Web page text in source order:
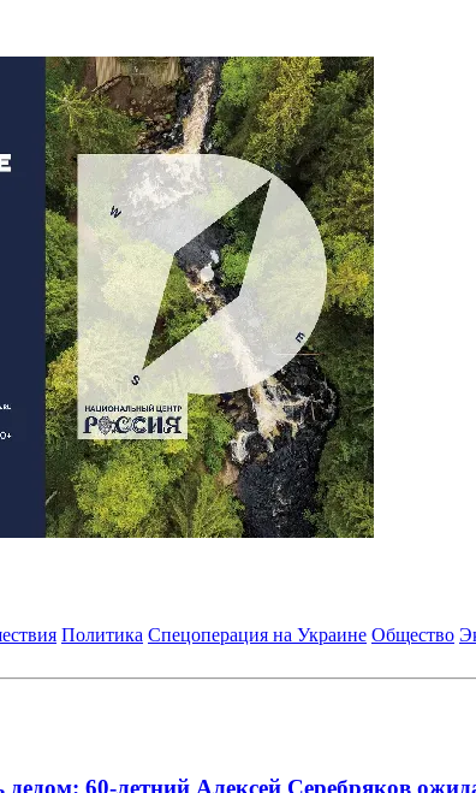
Политика Спецоперация на Украине Общество
дедом: 60-летний Алексей Серебряков